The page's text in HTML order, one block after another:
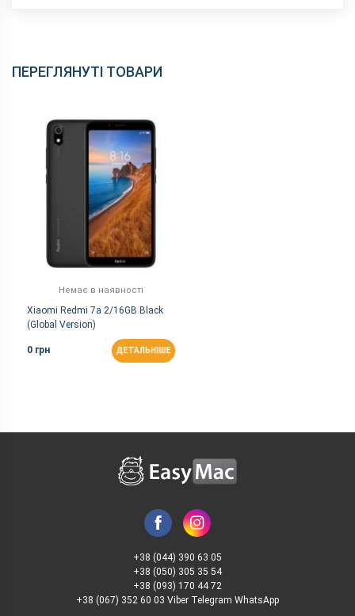
ПЕРЕГЛЯНУТІ ТОВАРИ
Немає в наявності
Xiaomi Redmi 7a 2/16GB Black
(Global Version)
0 грн ДЕТАЛЬНІШЕ
+38 (044) 390 63 05
+38 (050) 305 35 54
+38 (093) 170 44 72
+38 (067) 352 60 03 Viber Telegram WhatsApp